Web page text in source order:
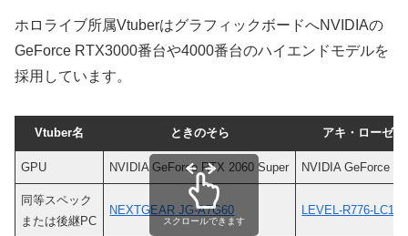
ホロライブ所属VtuberはグラフィックボードへNVIDIAの
GeForce RTX3000番台や4000番台のハイエンドモデルを
採用しています。
Vtuber名 ときのそら アキ・ローゼン
GPU NVIDIA GeForce RTX 2060 Super NVIDIA GeForce
同等スペック
または後継PC
NEXTGEAR JG-A7G60 LEVEL-R776-
スクロールできます